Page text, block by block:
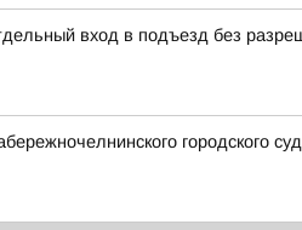
вход в подъезд без
городского